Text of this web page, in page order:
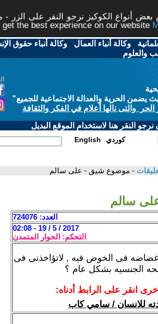
أنواع الكوكيز نرجو النقر على الزر
the best experience on our website
-وكالة أنباء العمال -وكالة أنباء حقوق
والعلوم
الحرية والعدالة الاجتماعية للجميع"
والتى نالها أعلام في الفكر والثقافة
النقر هنا لاستخدام الموقع البديل
English كوردي
- موضوع شيق - على سالم
سالم
العدد: 724076
2017 / 5 / 19 - 02:08
التحكم: الحوار المتمدن
فى الخوض فيه , لاتؤاخذنى فى
الجنسيه بشكل عام ؟
انقر على الرابط أدناه:
للانسان / سامي كاب